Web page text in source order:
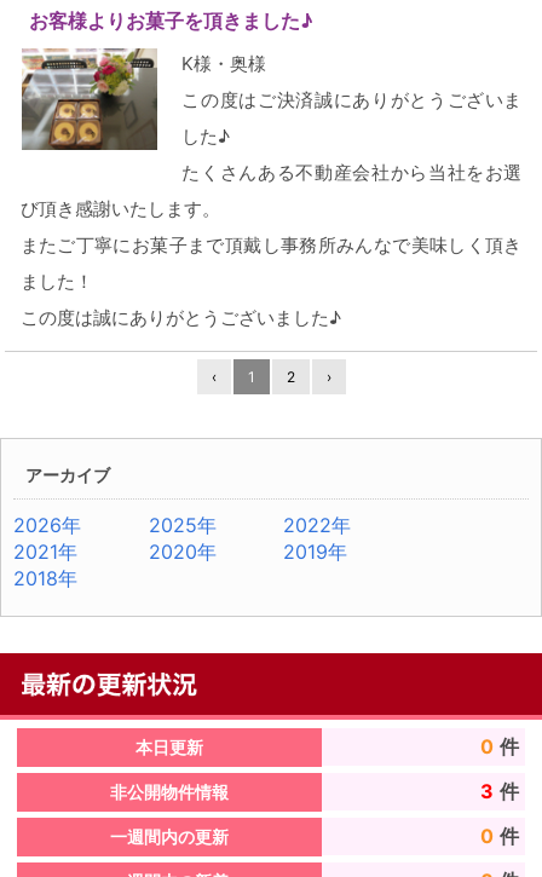
お客様よりお菓子を頂きました♪
K様・奥様
この度はご決済誠にありがとうございま
した♪
たくさんある不動産会社から当社をお選
び頂き感謝いたします。
またご丁寧にお菓子まで頂戴し事務所みんなで美味しく頂き
ました！
この度は誠にありがとうございました♪
‹ 1 2 ›
アーカイブ
2026年 2025年
2022年
2021年
2020年
2019年
2018年
本日更新 0 件
非公開物件情報 3 件
一週間内の更新 0 件